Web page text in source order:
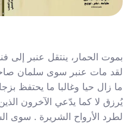
بموت الحمار، ينتقل عنبر إلى
لقد مات عنبر سوى سلمان
ما زال حيا وغالبا ما يحتفظ
يُرزق لا كما يدّعي الآخرون
لطرد الأرواح الشريرة . سوى